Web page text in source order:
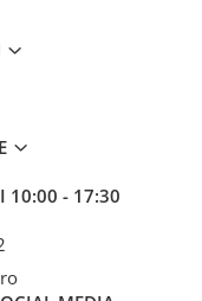
10:00 - 17:30